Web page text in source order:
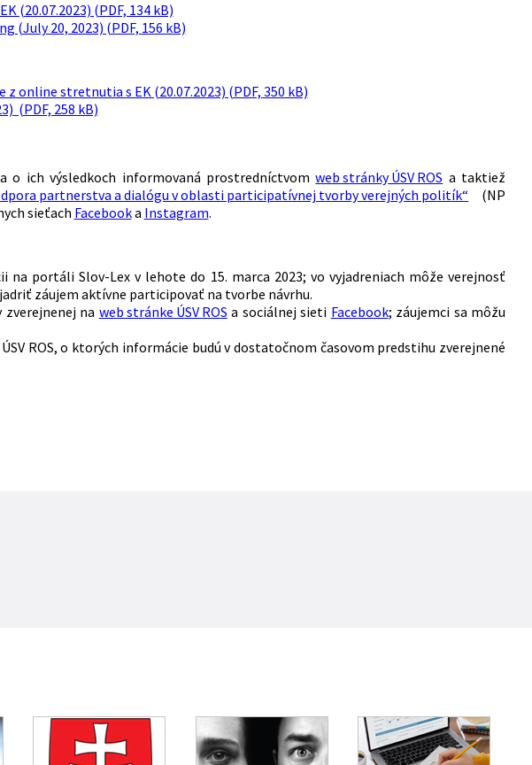
(20.07.2023) (PDF, 134 kB)
20, 2023) (PDF, 156 kB)
online stretnutia s EK (20.07.2023) (PDF, 350 kB)
(PDF, 258 kB)
o ich výsledkoch informovaná prostredníctvomweb stránky ÚSV ROS a taktiež
partnerstva a dialógu v oblasti participatívnej tvorby verejných politík“ (NP
sieťach Facebooka Instagram.
na portáli Slov-Lex v lehote do 15. marca 2023; vo vyjadreniach môže verejnosť
záujem aktívne participovať na tvorbe návrhu.
na web stránke ÚSV ROS a sociálnej sieti Facebook; záujemci sa môžu
ROS, o ktorých informácie budú v dostatočnom časovom predstihu zverejnené